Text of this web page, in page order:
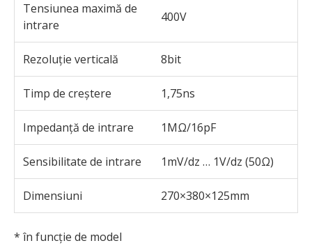
Tensiunea maximă de
intrare
400V
Rezoluție verticală 8bit
Timp de creștere 1,75ns
Impedanță de intrare 1MΩ/16pF
Sensibilitate de intrare 1mV/dz … 1V/dz (50Ω)
Dimensiuni 270×380×125mm
* în funcție de model